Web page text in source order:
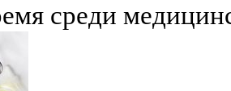
среди